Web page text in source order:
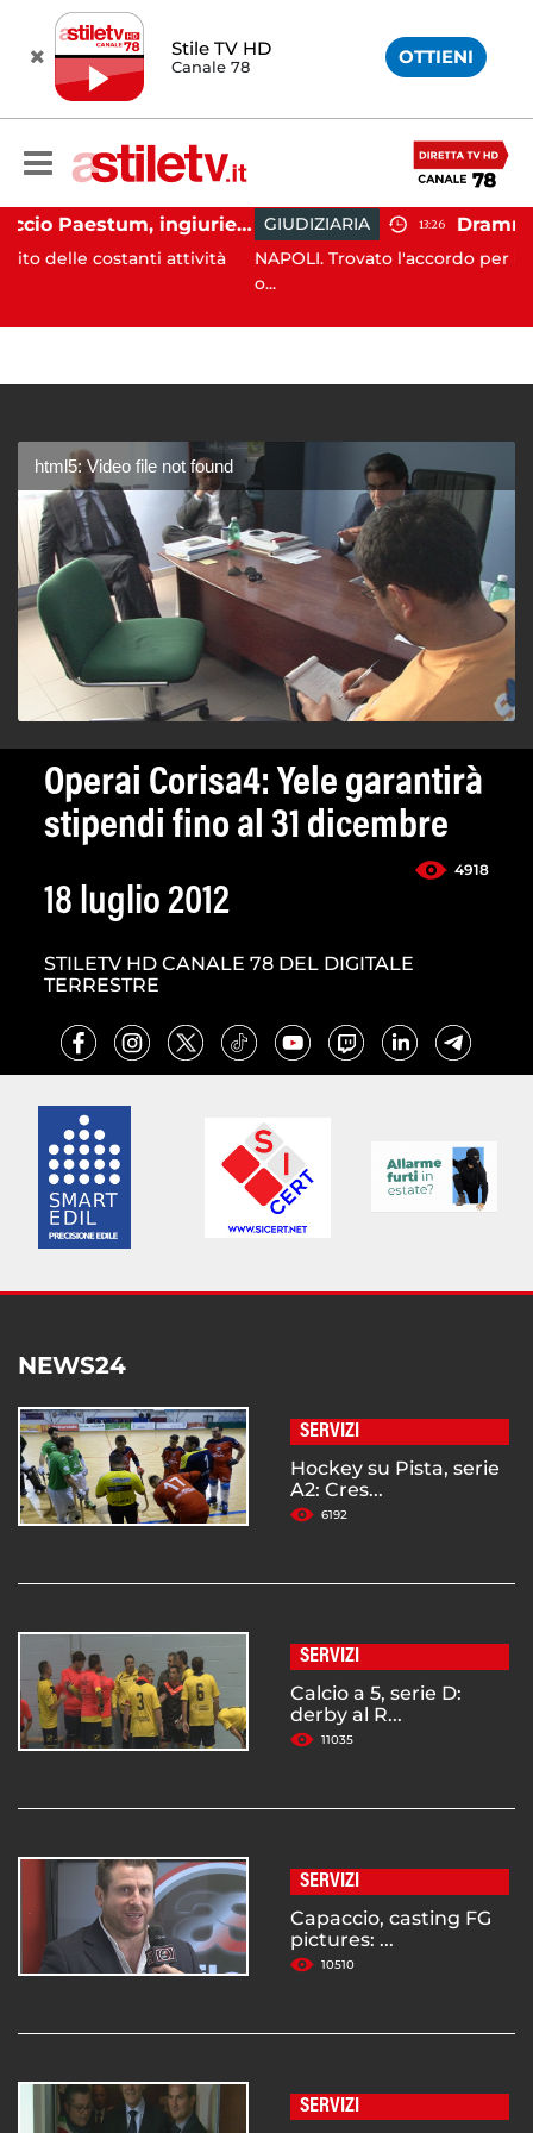
Stile TV HD
Canale 78 OTTIENI
Capaccio Paestum, ingiurie alla Polizia Municipale sui social: indagato un cittadino
attività
GIUDIZIARIA 13:26
NAPOLI. Trovato l'accordo per il
html5: Video file not found
Operai Corisa4: Yele garantirà
stipendi fino al 31 dicembre
4918
18 luglio 2012
STILETV HD CANALE 78 DEL DIGITALE
TERRESTRE
NEWS24
SERVIZI
Hockey su Pista, serie
A2: Cres...
6192
SERVIZI
Calcio a 5, serie D:
derby al R...
11035
SERVIZI
Capaccio, casting FG
pictures: ...
10510
SERVIZI